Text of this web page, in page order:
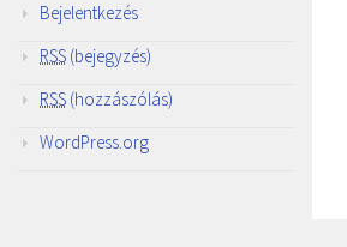
Bejelentkezés
RSS (bejegyzés)
RSS (hozzászólás)
WordPress.org